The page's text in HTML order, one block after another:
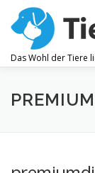
Inhalt
springen
Das Wohl der Tiere
ZAHNPFLEGE